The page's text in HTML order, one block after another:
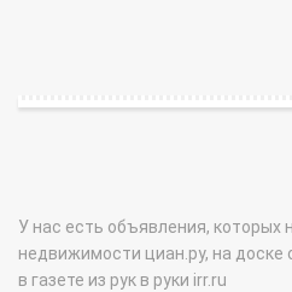
У нас есть объявления, которых
недвижимости циан.ру, на
в газете из рук в руки irr.ru